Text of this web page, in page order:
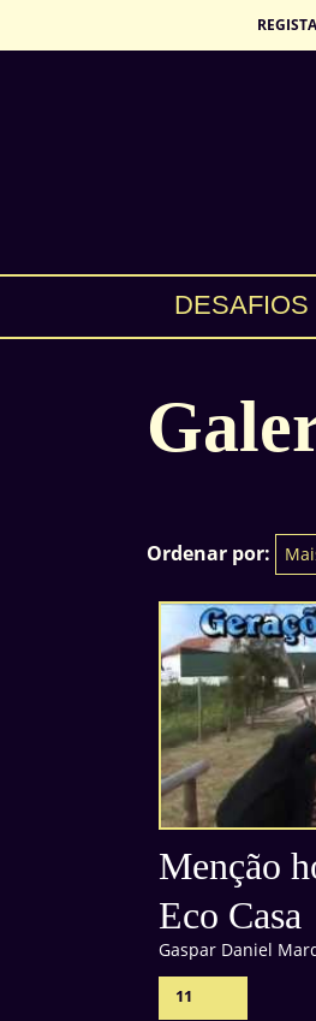
DESAFIOS
Ordenar por:
Menção
Eco Casa
Gaspar Daniel
11